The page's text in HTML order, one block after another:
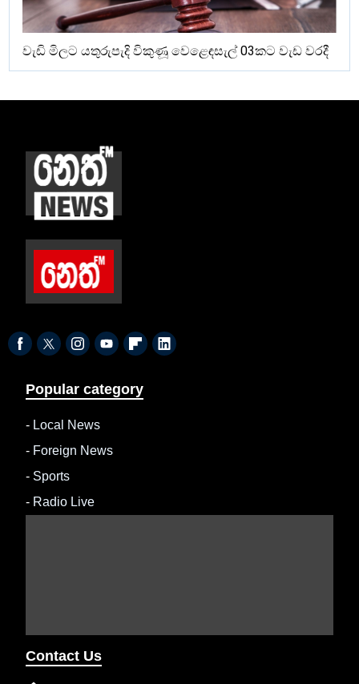
වැඩි මිලට යතුරුපැදි විකුණූ වෙළෙඳසැල් 03කට වැඩ වරදී
Popular category
- Local News
- Foreign News
- Sports
- Radio Live
Contact Us